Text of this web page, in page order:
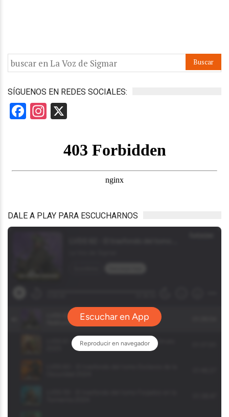
SÍGUENOS EN REDES SOCIALES:
Facebook
Instagram
DALE A PLAY PARA ESCUCHARNOS